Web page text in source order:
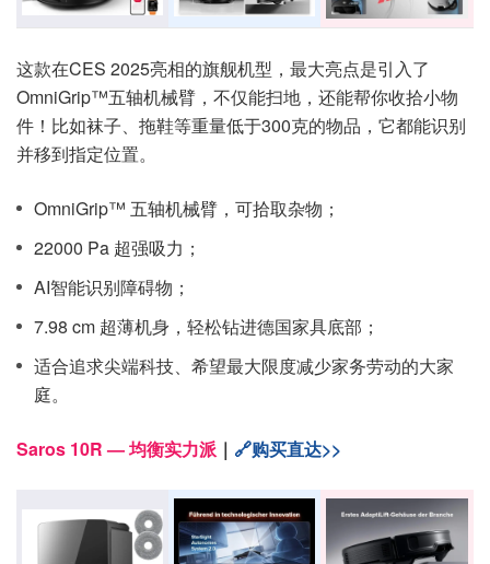
这款在CES 2025亮相的旗舰机型，最大亮点是引入了
OmniGrip™五轴机械臂，不仅能扫地，还能帮你收拾小物
件！比如袜子、拖鞋等重量低于300克的物品，它都能识别
并移到指定位置。
OmniGrip™ 五轴机械臂，可拾取杂物；
22000 Pa 超强吸力；
AI智能识别障碍物；
7.98 cm 超薄机身，轻松钻进德国家具底部；
适合追求尖端科技、希望最大限度减少家务劳动的大家
庭。
Saros 10R — 均衡实力派 ｜ 🔗购买直达>>